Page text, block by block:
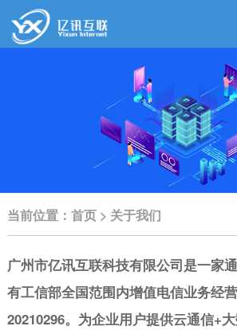
当前位置： 首页> 关于我们
广州市亿讯互联科技有限公司是一家
有工信部全国范围内增值电信业务经
20210296。 为企业用户提供云通信+